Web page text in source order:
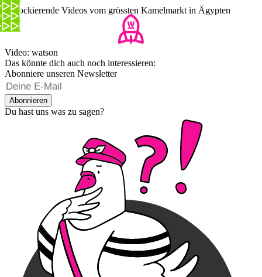
Schockierende Videos vom grössten Kamelmarkt in Ägypten
Video: watson
Das könnte dich auch noch interessieren:
Abonniere unseren Newsletter
Abonnieren
Du hast uns was zu sagen?